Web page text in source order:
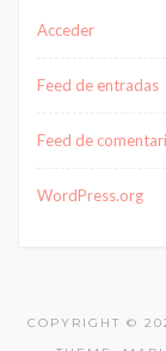
Acceder
Feed de entradas
Feed de
WordPress.org
COPYRIGHT ©